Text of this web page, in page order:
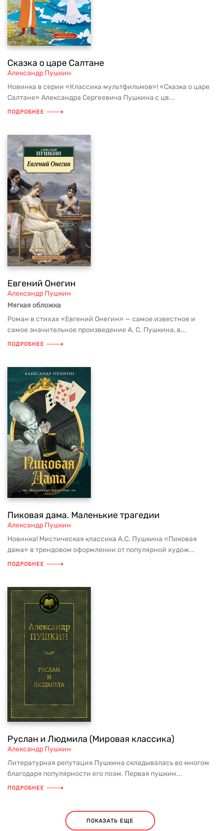
Сказка о царе Салтане
Александр Пушкин
Новинка в серии «Классика мультфильмов»! «Сказка о царе
Салтане» Александра Сергеевича Пушкина с цв...
ПОДРОБНЕЕ
Евгений Онегин
Александр Пушкин
Мягкая обложка
Роман в стихах «Евгений Онегин» — самое известное и
самое значительное произведение А. С. Пушкина, в...
ПОДРОБНЕЕ
Пиковая дама. Маленькие трагедии
Александр Пушкин
Новинка! Мистическая классика А.С. Пушкина «Пиковая
дама» в трендовом оформлении от популярной худож...
ПОДРОБНЕЕ
Руслан и Людмила (Мировая классика)
Александр Пушкин
Литературная репутация Пушкина складывалась во многом
благодаря популярности его поэм. Первая пушкин...
ПОДРОБНЕЕ
ПОКАЗАТЬ ЕЩЕ